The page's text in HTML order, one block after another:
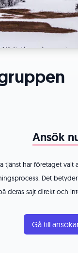
Ansök
tjänst har företaget valt
Det
deras sajt direkt och
Gå till